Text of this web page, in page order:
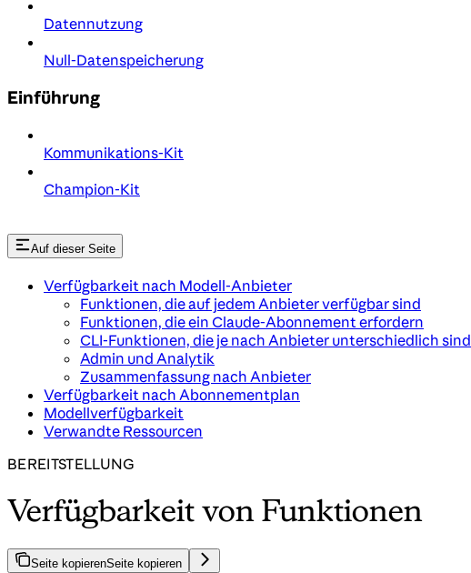
Datennutzung
Null-Datenspeicherung
Einführung
Kommunikations-Kit
Champion-Kit
Auf dieser Seite
Verfügbarkeit nach Modell-Anbieter
Funktionen, die auf jedem Anbieter verfügbar sind
Funktionen, die ein Claude-Abonnement erfordern
CLI-Funktionen, die je nach Anbieter unterschiedlich sind
Admin und Analytik
Zusammenfassung nach Anbieter
Verfügbarkeit nach Abonnementplan
Modellverfügbarkeit
Verwandte Ressourcen
BEREITSTELLUNG
Verfügbarkeit von Funktionen
Seite kopierenSeite kopieren